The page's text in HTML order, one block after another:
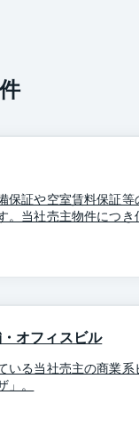
保証や空室賃料保証等
。当社売主物件につき
オフィスビル
いる当社売主の商業系
。